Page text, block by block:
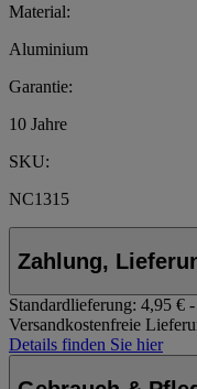
Material:
Aluminium
Garantie:
10 Jahre
SKU:
NC1315
Zahlung,
Standardlieferung: 4,95 €
Versandkostenfreie
Details finden Sie hier